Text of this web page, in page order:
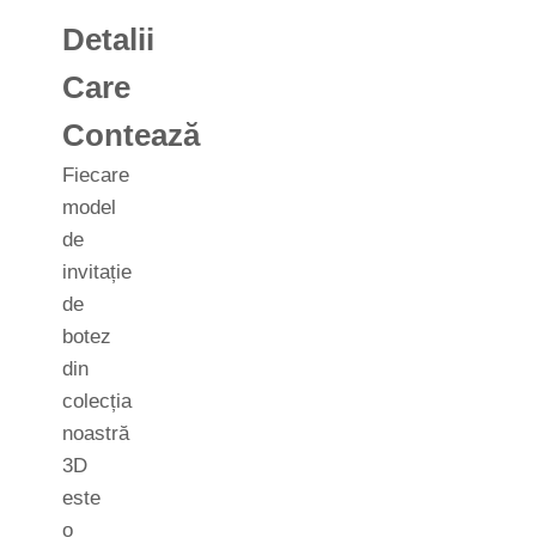
Detalii
Care
Contează
Fiecare
model
de
invitație
de
botez
din
colecția
noastră
3D
este
o